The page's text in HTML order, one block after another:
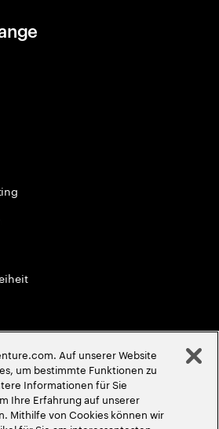
vorbehalten
Auf unserer Website
um bestimmte Funktionen zu
Informationen für Sie
Ihre Erfahrung auf unserer
Mithilfe von Cookies können wir